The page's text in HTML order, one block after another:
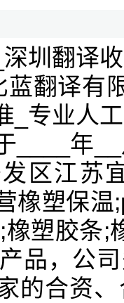
圳翻译
蓝翻译有
_专业人
____年
区江苏
橡塑保
塑胶条;
品，公
的合资